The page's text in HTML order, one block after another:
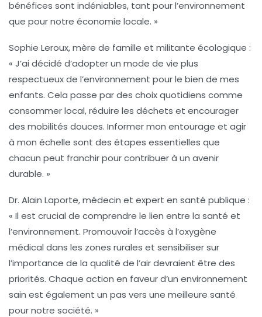
bénéfices sont indéniables, tant pour l’environnement
que pour notre économie locale. »
Sophie Leroux, mère de famille et militante écologique :
« J’ai décidé d’adopter un mode de vie plus
respectueux de l’environnement pour le bien de mes
enfants. Cela passe par des choix quotidiens comme
consommer local, réduire les déchets et encourager
des mobilités douces. Informer mon entourage et agir
à mon échelle sont des étapes essentielles que
chacun peut franchir pour contribuer à un avenir
durable. »
Dr. Alain Laporte, médecin et expert en santé publique :
« Il est crucial de comprendre le lien entre la santé et
l’environnement. Promouvoir l’accès à l’oxygène
médical dans les zones rurales et sensibiliser sur
l’importance de la qualité de l’air devraient être des
priorités. Chaque action en faveur d’un environnement
sain est également un pas vers une meilleure santé
pour notre société. »